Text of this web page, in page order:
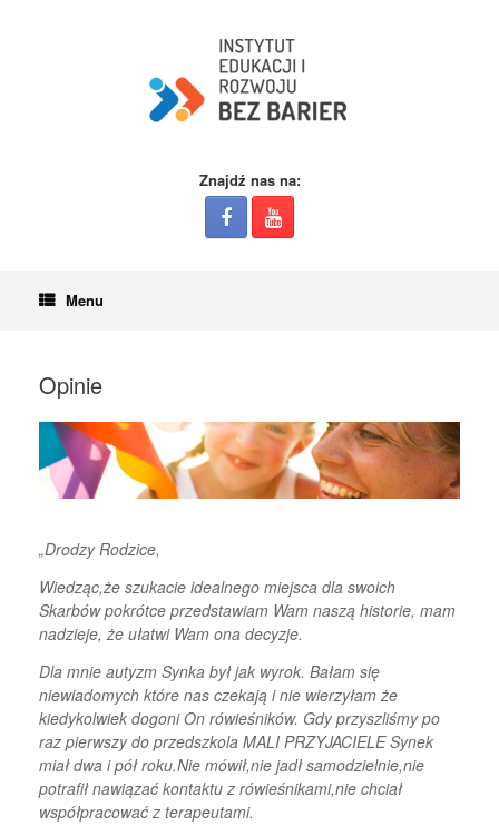
Znajdź nas na:
Menu
Opinie
„Drodzy Rodzice,
Wiedząc,że szukacie idealnego miejsca dla swoich
Skarbów pokrótce przedstawiam Wam naszą historie, mam
nadzieje, że ułatwi Wam ona decyzje.
Dla mnie autyzm Synka był jak wyrok. Bałam się
niewiadomych które nas czekają i nie wierzyłam że
kiedykolwiek dogoni On rówieśników. Gdy przyszliśmy po
raz pierwszy do przedszkola MALI PRZYJACIELE Synek
miał dwa i pół roku.Nie mówił,nie jadł samodzielnie,nie
potrafił nawiązać kontaktu z rówieśnikami,nie chciał
współpracować z terapeutami.